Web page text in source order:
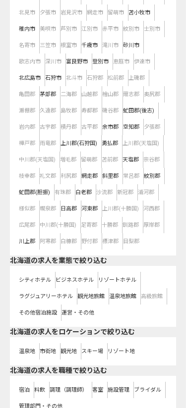
北見市 夕張市 岩見沢市 網走市 留萌市 苫小牧市
稚内市 美唄市 芦別市 江別市 赤平市 紋別市 士別市
名寄市 三笠市 根室市 千歳市 滝川市 砂川市
歌志内市 深川市 富良野市 登別市 恵庭市 伊達市
北広島市 石狩市 北斗市 石狩郡 松前郡 上磯郡
亀田郡 茅部郡 二海郡 山越郡 檜山郡 爾志郡 奥尻郡
瀬棚郡 久遠郡 島牧郡 寿都郡 磯谷郡 虻田郡(後志)
岩内郡 古宇郡 積丹郡 古平郡 余市郡 空知郡 夕張郡
樺戸郡 雨竜郡 上川郡(石狩国) 勇払郡 上川郡(天塩国)
中川郡(天塩国) 増毛郡 留萌郡 苫前郡 天塩郡 宗谷郡
枝幸郡 礼文郡 利尻郡 網走郡 斜里郡 常呂郡 紋別郡
虻田郡(胆振) 有珠郡 白老郡 沙流郡 新冠郡 浦河郡
様似郡 幌泉郡 日高郡 河東郡 上川郡(十勝国) 河西郡
広尾郡 中川郡(十勝国) 足寄郡 十勝郡 釧路郡 厚岸郡
川上郡 阿寒郡 白糠郡 野付郡 標津郡 目梨郡
北海道の求人を業態で絞り込む
シティホテル ビジネスホテル リゾートホテル
ラグジュアリーホテル 観光地旅館 温泉地旅館 高級旅館
その他宿泊施設 運営・その他
北海道の求人をロケーションで絞り込む
温泉地 市街地 観光地 スキー場 リゾート地
北海道の求人を職種で絞り込む
宿泊 料飲 調理（調理師） 客室 施設管理 ブライダル
管理部門・その他